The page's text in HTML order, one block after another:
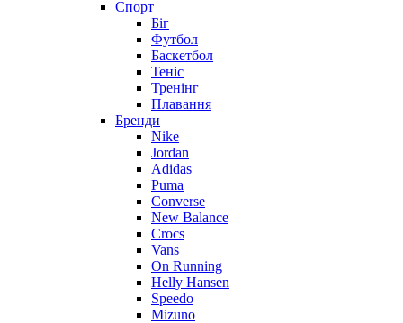
Спорт
Біг
Футбол
Баскетбол
Теніс
Тренінг
Плавання
Бренди
Nike
Jordan
Adidas
Puma
Converse
New Balance
Crocs
Vans
On Running
Helly Hansen
Speedo
Mizuno